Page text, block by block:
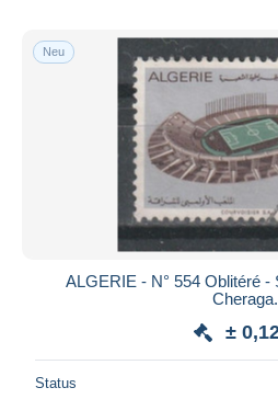
Neu
ALGERIE - N° 554 Oblitéré -
Cheraga.
±
Status